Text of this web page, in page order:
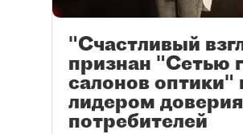
"Счастливый
признан "Сетью
салонов оптики"
лидером доверия
потребителей